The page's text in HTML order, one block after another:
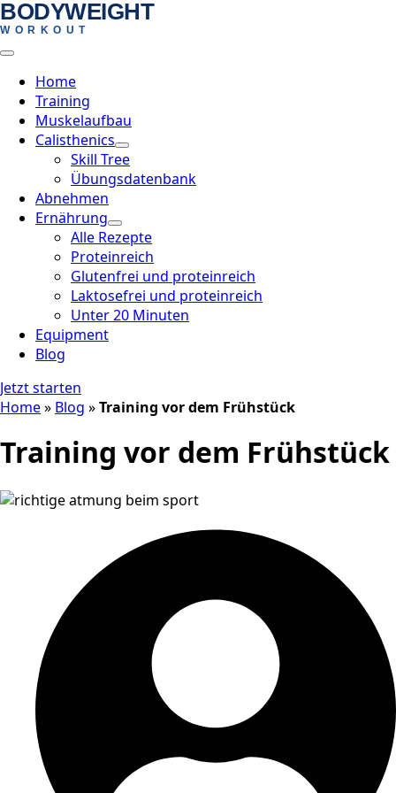
Skip
to
main
content
BODYWEIGHT
WORKOUT
Home
Training
Muskelaufbau
Calisthenics
Skill Tree
Übungsdatenbank
Abnehmen
Ernährung
Alle Rezepte
Proteinreich
Glutenfrei und proteinreich
Laktosefrei und proteinreich
Unter 20 Minuten
Equipment
Blog
Jetzt starten
Home» Blog »Training vor dem Frühstück
Training vor dem Frühstück